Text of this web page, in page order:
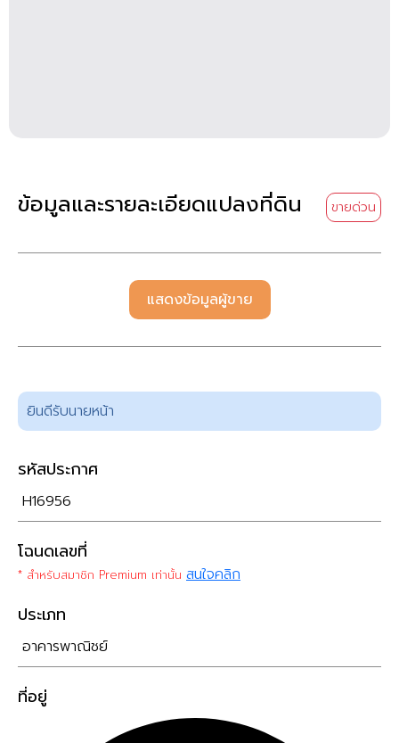
ข้อมูลและรายละเอียดแปลงที่ดิน ขายด่วน
แสดงข้อมูลผู้ขาย
ยินดีรับนายหน้า
รหัสประกาศ
H16956
โฉนดเลขที่
* สำหรับสมาชิก Premium เท่านั้น สนใจคลิก
ประเภท
อาคารพาณิชย์
ที่อยู่